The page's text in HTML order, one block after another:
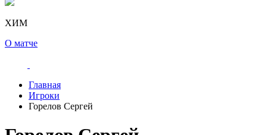
ХИМ
О матче
Главная
Игроки
Горелов Сергей